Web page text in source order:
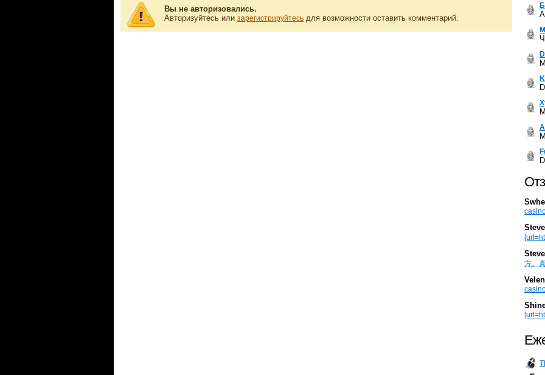
Вы не авторизовались.
Авторизуйтесь или зарегистрируйтесь для возможности оставить комментарий.
方。